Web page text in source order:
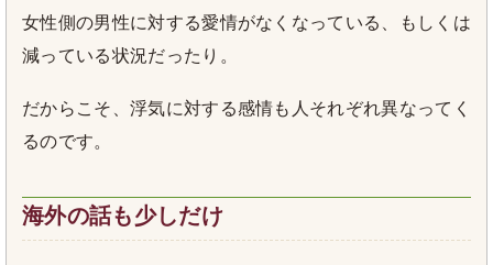
女性側の男性に対する愛情がなくなっている、もしくは
減っている状況だったり。
だからこそ、浮気に対する感情も人それぞれ異なってく
るのです。
海外の話も少しだけ